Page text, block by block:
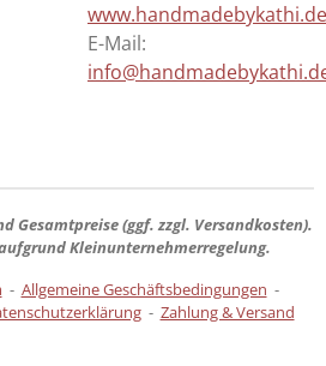
www.handmadebykathi.de
E-Mail:
Gesamtpreise(ggf. zzgl. Versandkosten).
Kleinunternehmerregelung.
- Allgemeine Geschäftsbedingungen -
- Zahlung & Versand